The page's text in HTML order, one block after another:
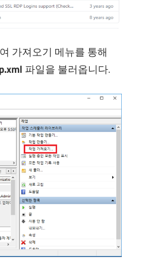
가져오기 메뉴를 통해
파일을 불러옵니다.